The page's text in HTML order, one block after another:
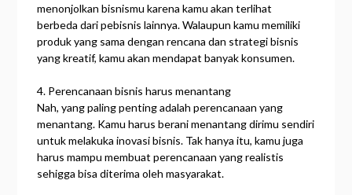
menonjolkan bisnismu karena kamu akan terlihat
berbeda dari pebisnis lainnya. Walaupun kamu memiliki
produk yang sama dengan rencana dan strategi bisnis
yang kreatif, kamu akan mendapat banyak konsumen.
4. Perencanaan bisnis harus menantang
Nah, yang paling penting adalah perencanaan yang
menantang. Kamu harus berani menantang dirimu sendiri
untuk melakuka inovasi bisnis. Tak hanya itu, kamu juga
harus mampu membuat perencanaan yang realistis
sehigga bisa diterima oleh masyarakat.